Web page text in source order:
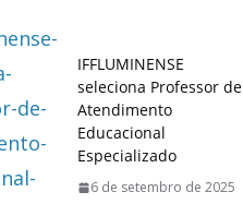
IFFLUMINENSE
seleciona Professor de
Atendimento
Educacional
Especializado
6 de setembro de 2025